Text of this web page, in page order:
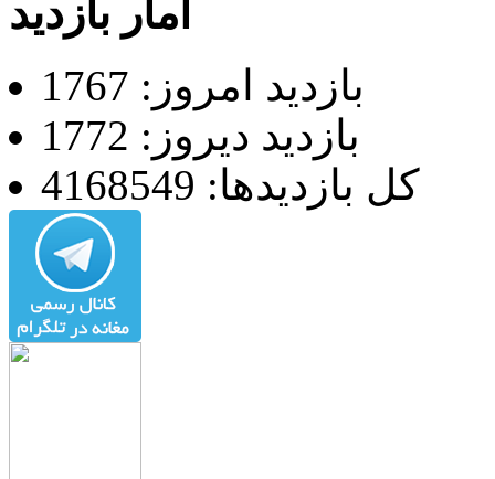
آمار بازدید
بازدید امروز: 1767
بازدید دیروز: 1772
کل بازدیدها: 4168549